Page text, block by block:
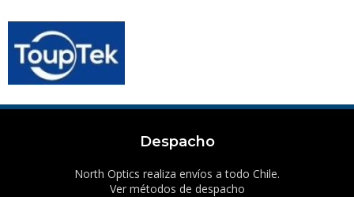
Despacho
North Optics realiza envíos a todo Chile.
Ver métodos de despacho